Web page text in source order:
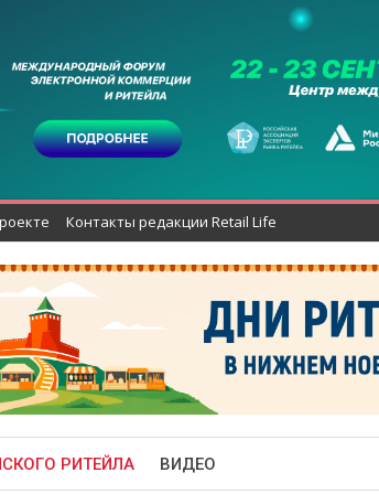
Контакты редакции Retail Life
РИТЕЙЛА ВИДЕО